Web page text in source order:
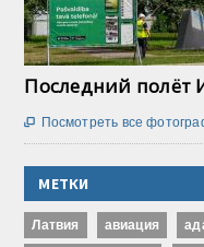
Последний полёт
 Посмотреть все
МЕТКИ
Латвия авиация